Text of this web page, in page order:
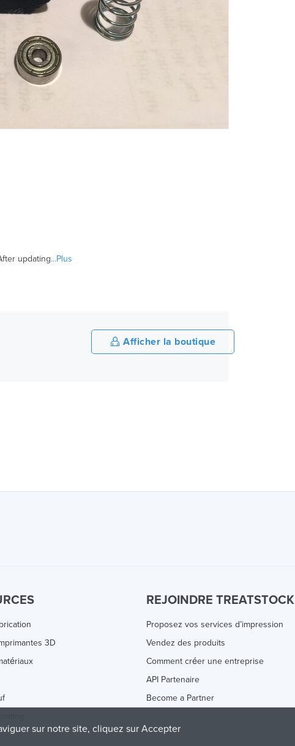
updating...Plus
Afficher la boutique
3D
REJOINDRE TREATSTOCK
Proposez vos services d’impression
Vendez des produits
Comment créer une entreprise
API Partenaire
Become a Partner
sur notre site, cliquez sur Accepter